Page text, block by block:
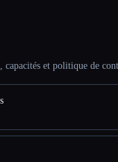
et politique de